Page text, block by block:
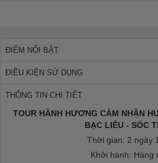
ĐIỂM NỔI BẬT
ĐIỀU KIỆN SỬ DỤNG
THÔNG TIN CHI TIẾT
TOUR HÀNH HƯƠNG CẢM NHẬN
BẠC LIÊU - SÓC
Thời gian: 2 ngày
Khởi hành: Hàng